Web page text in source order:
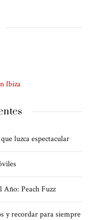
Ibiza
luzca espectacular
Peach Fuzz
y recordar para siempre